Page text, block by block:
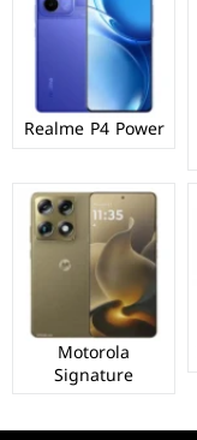
Realme P4 Power
Motorola
Signature